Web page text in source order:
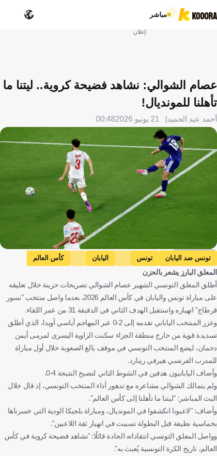
مباشر
إعلان
عصام الشوالي: نشاهد فضيحة كروية.. ليتنا ما
تأهلنا للمونديال!
أحمد عبد الحميد 21 يونيو 2026 00:48
Getty Images
تونس ضد اليابان تونس اليابان
كأس العالم
تونس
اليابان المكسيكالمعلق البارز يشعر بالحزن
أطلق المعلق التونسي الشهير عصام الشوالي تصريحات حزينة خلال تعليقه
على مباراة تونس واليابان في كأس العالم 2026، بعدما واصل منتخب "نسور
قرطاج" انهياره واستقبل الهدف الثاني في الدقيقة 31 من عمر اللقاء.
وعزز المنتخب الياباني تقدمه إلى 2-0 عبر المهاجم أياسي أويدا، الذي أطلق
تسديدة قوية من خارج منطقة الجزاء سكنت الزاوية اليسرى لمرمى أيمن
دحمان، ليضع المنتخب التونسي في موقف بالغ الصعوبة خلال أول مباراة
للمدرب الفرنسي هيرفي رينارد.
وأضاف اليابانيون هدفين في الشوط الثاني لتصبح النتيجة 4-0.
ولم يتمالك الشوالي مشاعره مع تدهور أداء المنتخب التونسي، إذ قال خلال
البث المباشر: "ليتنا ما تأهلنا إلى كأس العالم".
وأضاف: "لاعبونا انكشفوا في المونديال، ومباراة بلجيكا الودية التي خسرناها
بخماسية نظيفة قبل البطولة تسببت في انهيار ثقة اللاعبين".
وواصل المعلق التونسي انتقاداته الحادة قائلًا: "نشاهد فضيحة كروية في كأس
العالم، تاريخ الكرة التونسية يُعبث به".